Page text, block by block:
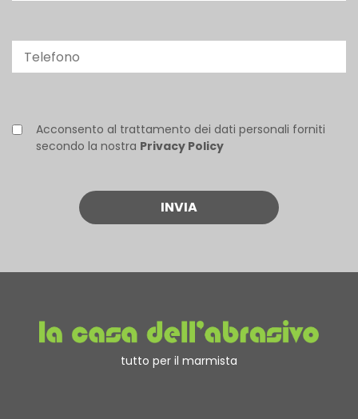
Acconsento al trattamento dei dati personali forniti
secondo la nostra Privacy Policy
tutto per il marmista